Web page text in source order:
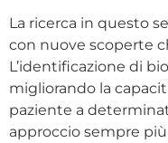
La ricerca in questo
con nuove scoperte
L’identificazione di
migliorando la
paziente a
approccio sempre